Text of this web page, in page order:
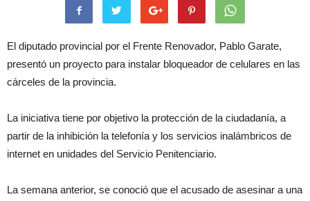
El diputado provincial por el Frente Renovador, Pablo Garate,
presentó un proyecto para instalar bloqueador de celulares en las
cárceles de la provincia.
La iniciativa tiene por objetivo la protección de la ciudadanía, a
partir de la inhibición la telefonía y los servicios inalámbricos de
internet en unidades del Servicio Penitenciario.
La semana anterior, se conoció que el acusado de asesinar a una